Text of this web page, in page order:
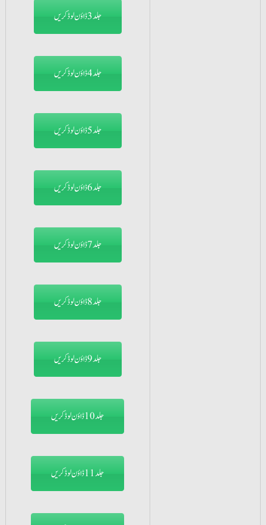
جلد3 ڈاؤن لوڈ کریں
جلد4 ڈاؤن لوڈ کریں
جلد5 ڈاؤن لوڈ کریں
جلد6 ڈاؤن لوڈ کریں
جلد7 ڈاؤن لوڈ کریں
جلد8 ڈاؤن لوڈ کریں
جلد9 ڈاؤن لوڈ کریں
جلد10 ڈاؤن لوڈ کریں
جلد11 ڈاؤن لوڈ کریں